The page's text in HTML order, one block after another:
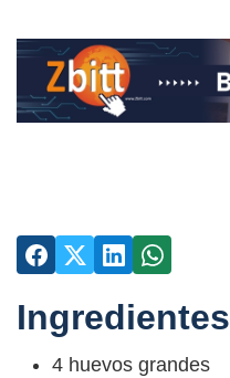
Ingredientes
4 huevos grandes